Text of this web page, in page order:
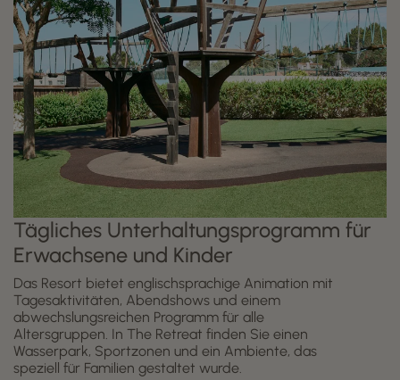
Tägliches Unterhaltungsprogramm für
Erwachsene und Kinder
Das Resort bietet englischsprachige Animation mit
Tagesaktivitäten, Abendshows und einem
abwechslungsreichen Programm für alle
Altersgruppen. In The Retreat finden Sie einen
Wasserpark, Sportzonen und ein Ambiente, das
speziell für Familien gestaltet wurde.